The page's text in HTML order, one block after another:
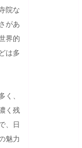
院な
があ
界的
は多
く、
く残
、日
魅力